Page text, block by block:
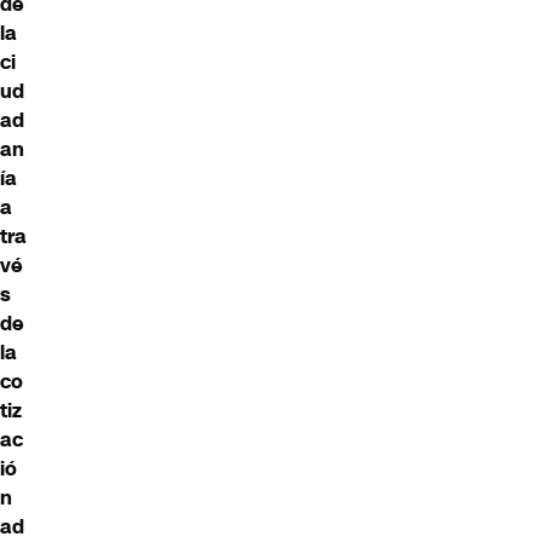
la
ci
ud
ad
an
ía
a
tra
vé
s
de
la
co
tiz
ac
ió
n
ad